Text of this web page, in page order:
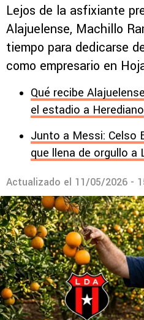
Lejos de la asfixiante
Alajuelense, Machillo
tiempo para dedicarse
como empresario en
Qué recibe
el estadio a Herediano
Junto a Messi: Celso
que llena de orgullo a
Actualizado el 11/05/2026 -